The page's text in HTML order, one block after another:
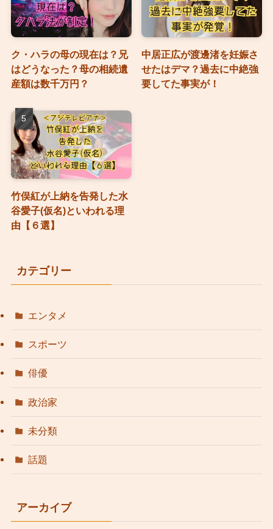
ク・ハラの母の現在は？兄
はどうなった？母の相続遺
産額は数千万円？
中居正広が渡邊渚を妊娠さ
せたはデマ？過去に中絶強
要してた事実が！
竹俣紅が上納を告発した水
谷愛子(仮名)といわれる理
由【６選】
カテゴリー
エンタメ
スポーツ
俳優
政治家
未分類
話題
アーカイブ